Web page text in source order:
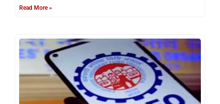
Read More »